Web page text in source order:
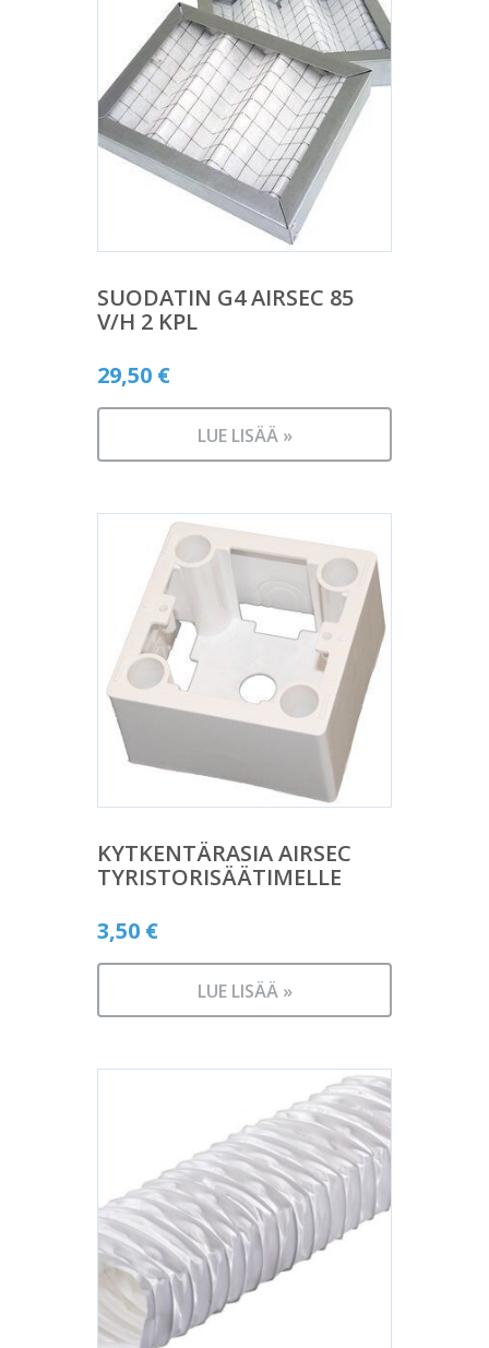
SUODATIN G4 AIRSEC 85
V/H 2 KPL
29,50 €
LUE LISÄÄ »
KYTKENTÄRASIA AIRSEC
TYRISTORISÄÄTIMELLE
3,50 €
LUE LISÄÄ »